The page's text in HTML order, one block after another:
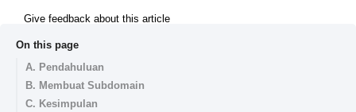
Give feedback about this article
On this page
A. Pendahuluan
B. Membuat Subdomain
C. Kesimpulan